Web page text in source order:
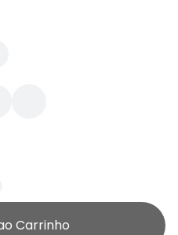
Carrinho